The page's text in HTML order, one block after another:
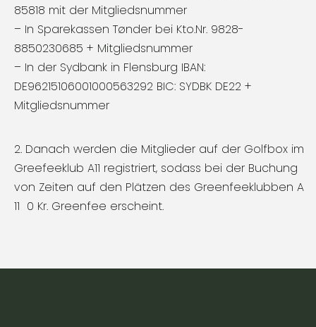
85818 mit der Mitgliedsnummer
– In Sparekassen Tønder bei Kto.Nr. 9828-
8850230685 + Mitgliedsnummer
– In der Sydbank in Flensburg IBAN:
DE96215106001000563292 BIC: SYDBK DE22 +
Mitgliedsnummer
2. Danach werden die Mitglieder auf der Golfbox im
Greefeeklub A11 registriert, sodass bei der Buchung
von Zeiten auf den Plätzen des Greenfeeklubben A
11 0 Kr. Greenfee erscheint.